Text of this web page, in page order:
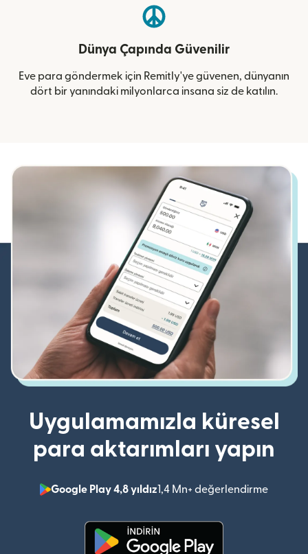
Dünya Çapında Güvenilir
Eve para göndermek için Remitly'ye güvenen, dünyanın
dört bir yanındaki milyonlarca insana siz de katılın.
Uygulamamızla küresel
para aktarımları yapın
Google Play 4,8 yıldız1,4 Mn+ değerlendirme